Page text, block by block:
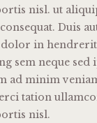
nisl. ut
Duis
in hendrerit
sem neque sed
ad minim
tation
nisl.